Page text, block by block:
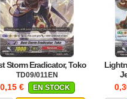
Storm Eradicator, Toko
TD09/011EN
0,15 € EN STOCK